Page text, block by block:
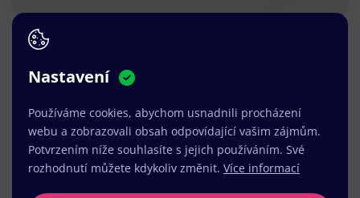
Nastavení
Používáme cookies, abychom usnadnili procházení
webu a zobrazovali obsah odpovídající vašim zájmům.
Potvrzením níže souhlasíte s jejich používáním. Své
rozhodnutí můžete kdykoliv změnit. Více informací